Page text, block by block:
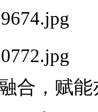
合，赋